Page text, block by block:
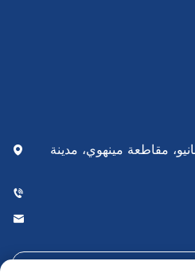
نانيو، مقاطعة مينهوي، مدينة